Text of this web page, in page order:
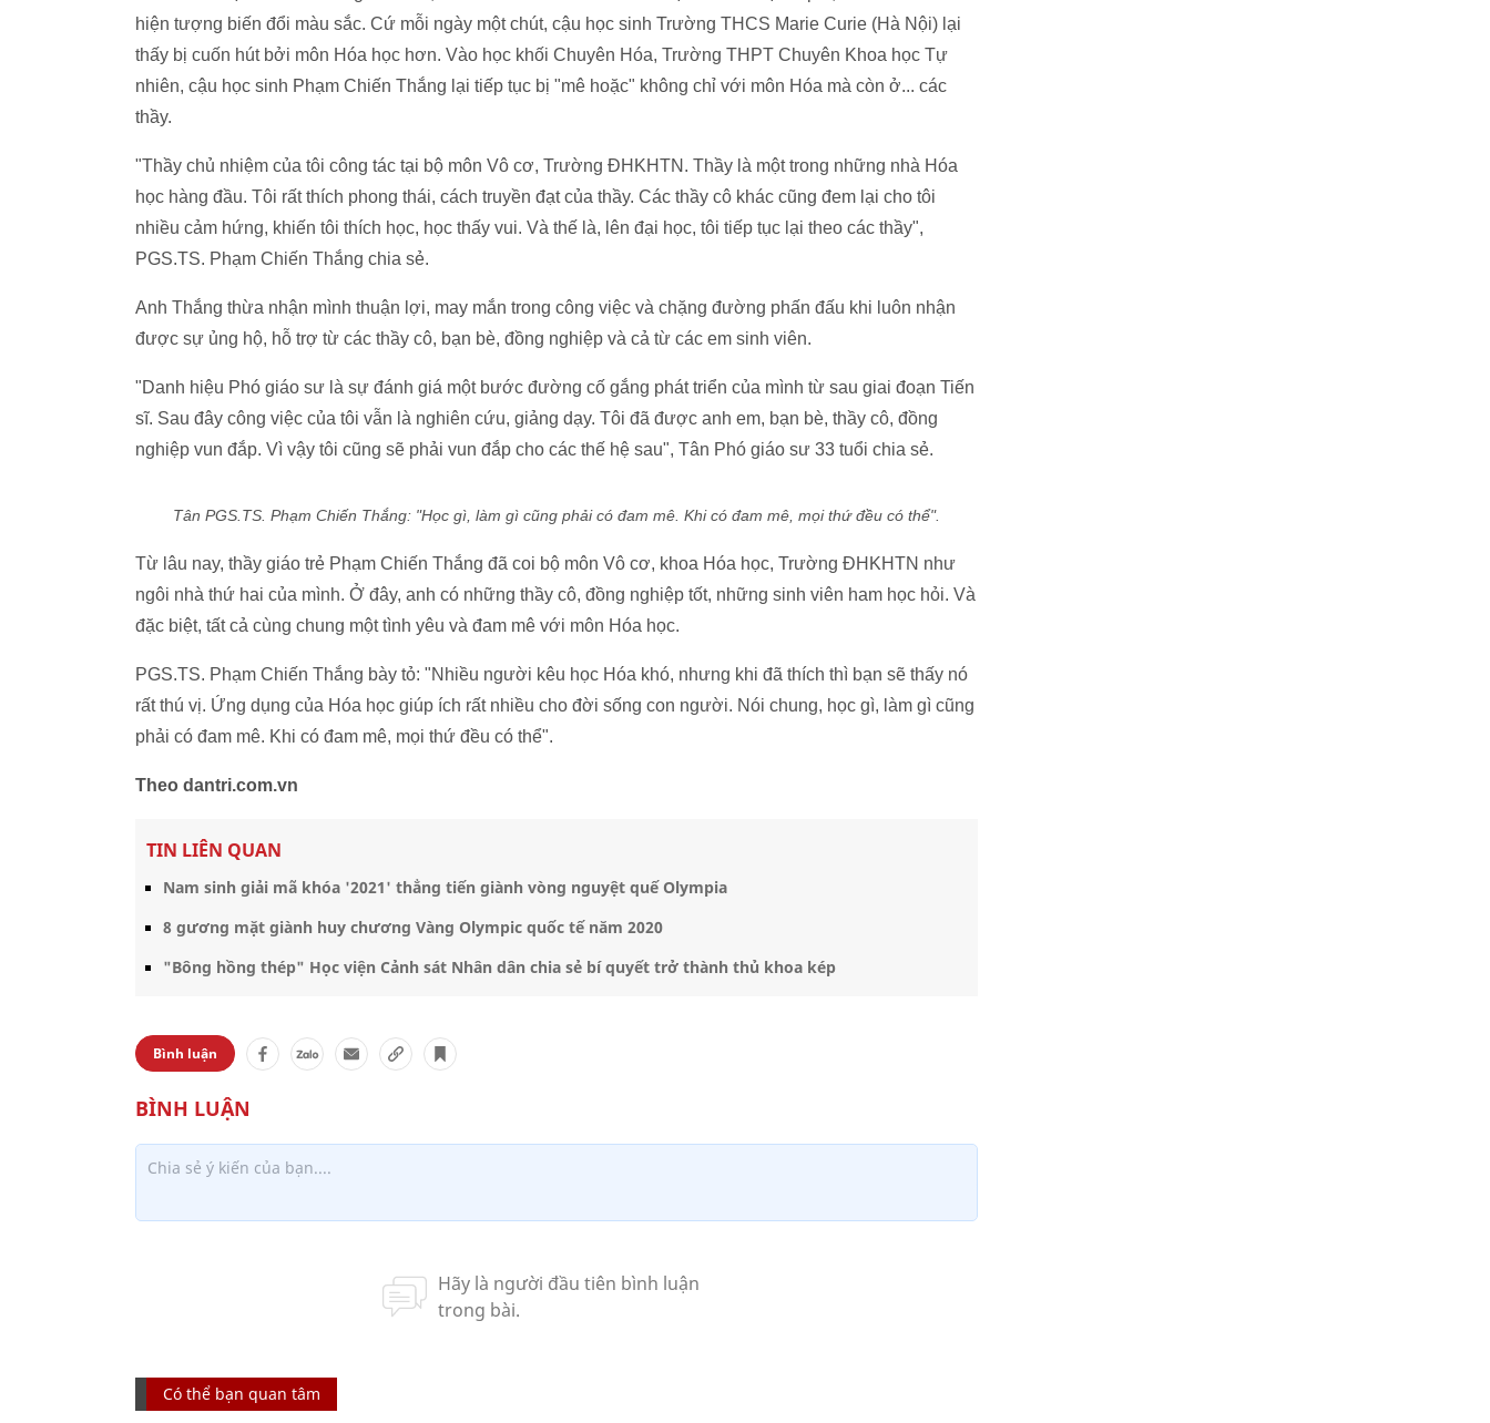
hiện tượng biến đổi màu sắc. Cứ mỗi ngày một chút, cậu học sinh Trường THCS Marie Curie (Hà Nội) lại
thấy bị cuốn hút bởi môn Hóa học hơn. Vào học khối Chuyên Hóa, Trường THPT Chuyên Khoa học Tự
nhiên, cậu học sinh Phạm Chiến Thắng lại tiếp tục bị "mê hoặc" không chỉ với môn Hóa mà còn ở... các
thầy.
"Thầy chủ nhiệm của tôi công tác tại bộ môn Vô cơ, Trường ĐHKHTN. Thầy là một trong những nhà Hóa
học hàng đầu. Tôi rất thích phong thái, cách truyền đạt của thầy. Các thầy cô khác cũng đem lại cho tôi
nhiều cảm hứng, khiến tôi thích học, học thấy vui. Và thế là, lên đại học, tôi tiếp tục lại theo các thầy",
PGS.TS. Phạm Chiến Thắng chia sẻ.
Anh Thắng thừa nhận mình thuận lợi, may mắn trong công việc và chặng đường phấn đấu khi luôn nhận
được sự ủng hộ, hỗ trợ từ các thầy cô, bạn bè, đồng nghiệp và cả từ các em sinh viên.
"Danh hiệu Phó giáo sư là sự đánh giá một bước đường cố gắng phát triển của mình từ sau giai đoạn Tiến
sĩ. Sau đây công việc của tôi vẫn là nghiên cứu, giảng dạy. Tôi đã được anh em, bạn bè, thầy cô, đồng
nghiệp vun đắp. Vì vậy tôi cũng sẽ phải vun đắp cho các thế hệ sau", Tân Phó giáo sư 33 tuổi chia sẻ.
Tân PGS.TS. Phạm Chiến Thắng: "Học gì, làm gì cũng phải có đam mê. Khi có đam mê, mọi thứ đều có thể".
Từ lâu nay, thầy giáo trẻ Phạm Chiến Thắng đã coi bộ môn Vô cơ, khoa Hóa học, Trường ĐHKHTN như
ngôi nhà thứ hai của mình. Ở đây, anh có những thầy cô, đồng nghiệp tốt, những sinh viên ham học hỏi. Và
đặc biệt, tất cả cùng chung một tình yêu và đam mê với môn Hóa học.
PGS.TS. Phạm Chiến Thắng bày tỏ: "Nhiều người kêu học Hóa khó, nhưng khi đã thích thì bạn sẽ thấy nó
rất thú vị. Ứng dụng của Hóa học giúp ích rất nhiều cho đời sống con người. Nói chung, học gì, làm gì cũng
phải có đam mê. Khi có đam mê, mọi thứ đều có thể".
Theo dantri.com.vn
TIN LIÊN QUAN
Nam sinh giải mã khóa '2021' thẳng tiến giành vòng nguyệt quế Olympia
8 gương mặt giành huy chương Vàng Olympic quốc tế năm 2020
"Bông hồng thép" Học viện Cảnh sát Nhân dân chia sẻ bí quyết trở thành thủ khoa kép
Bình luận
Có thể bạn quan tâm